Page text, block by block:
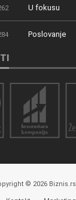
U fokusu
Poslovanje
© 2026 Biznis.rs